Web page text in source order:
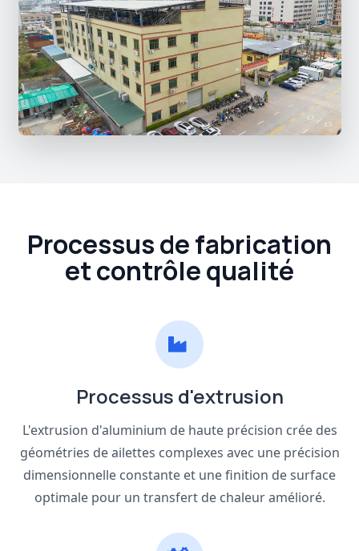
Processus de fabrication
et contrôle qualité
Processus d'extrusion
L'extrusion d'aluminium de haute précision crée des
géométries de ailettes complexes avec une précision
dimensionnelle constante et une finition de surface
optimale pour un transfert de chaleur amélioré.